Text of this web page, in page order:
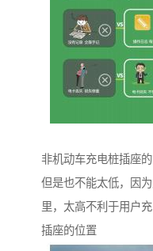
非机动车充电桩插座
但是也不能太低，因
里，太高不利于用户
插座的位置